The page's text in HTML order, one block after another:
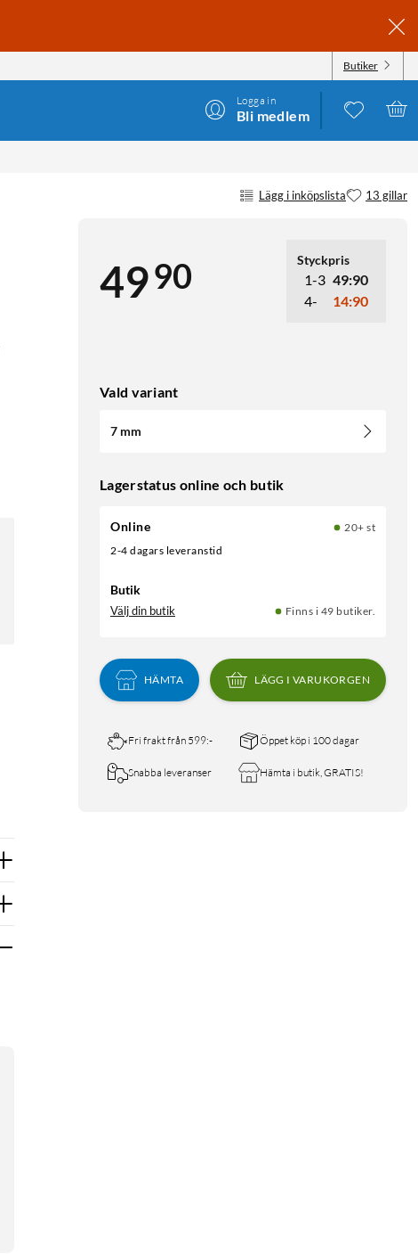
Butiker
Logga in
Bli medlem
Lägg i inköpslista 13 gillar
4990 Styckpris
1-3 49:90
4-
14:90
Vald variant
7 mm
Lagerstatus online och butik
Online
20+ st
2-4 dagars leveranstid
Butik
Välj din butik Finns i 49 butiker.
HÄMTA LÄGG I VARUKORGEN
Fri frakt från 599:- Öppet köp i 100 dagar
Snabba leveranser Hämta i butik, GRATIS!